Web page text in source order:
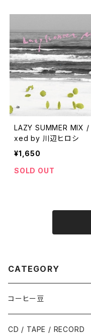
LAZY SUMMER MIX /
xed by 川辺ヒロシ
¥1,650
SOLD OUT
CATEGORY
コーヒー豆
CD / TAPE / RECORD